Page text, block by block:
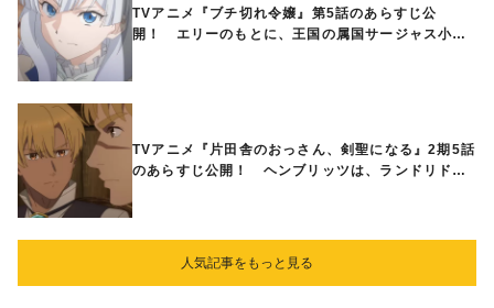
TVアニメ『ブチ切れ令嬢』第5話のあらすじ公
開！ エリーのもとに、王国の属国サージャス小王
TVアニメ『片田舎のおっさん、剣聖になる』2期5話
のあらすじ公開！ ヘンブリッツは、ランドリドに
人気記事をもっと見る